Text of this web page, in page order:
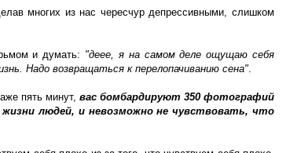
многих из нас чересчур депрессивными, слишком
и думать: "деее, я на самом деле ощущаю себя
Надо возвращаться к перелопачиванию сена".
пять минут, вас бомбардируют 350 фотографий
людей, и невозможно не чувствовать, что